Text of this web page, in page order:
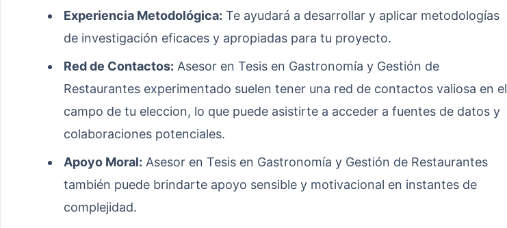
Experiencia Metodológica: Te ayudará a desarrollar y aplicar metodologías
de investigación eficaces y apropiadas para tu proyecto.
Red de Contactos: Asesor en Tesis en Gastronomía y Gestión de
Restaurantes experimentado suelen tener una red de contactos valiosa en el
campo de tu eleccion, lo que puede asistirte a acceder a fuentes de datos y
colaboraciones potenciales.
Apoyo Moral: Asesor en Tesis en Gastronomía y Gestión de Restaurantes
también puede brindarte apoyo sensible y motivacional en instantes de
complejidad.